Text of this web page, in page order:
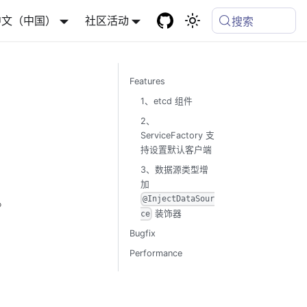
（中国） 社区活动 搜索
Features
1、etcd 组件
2、
ServiceFactory 支
持设置默认客户端
3、数据源类型增
加
@InjectDataSour
ce 装饰器
Bugfix
Performance